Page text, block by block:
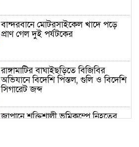
বান্দরবানে মোটরসাইকেল খাদে পড়ে
প্রাণ গেল দুই পর্যটকের
রাঙ্গামাটির বাঘাইছড়িতে বিজিবির
অভিযানে বিদেশি পিস্তল, গুলি ও বিদেশি
সিগারেট জব্দ
জাপানে শক্তিশালী ভূমিকম্পে নিহতের